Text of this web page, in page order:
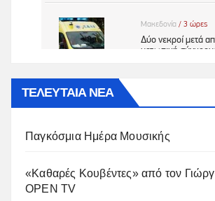
ΤΕΛΕΥΤΑΙΑ ΝΕΑ
Παγκόσμια Ημέρα Μουσικής
«Καθαρές Κουβέντες» από τον
OPEN TV